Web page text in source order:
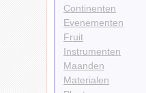
Continenten
Evenementen
Fruit
Instrumenten
Maanden
Materialen